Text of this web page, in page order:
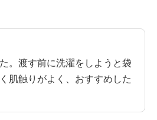
。渡す前に洗濯をしようと袋
肌触りがよく、おすすめした